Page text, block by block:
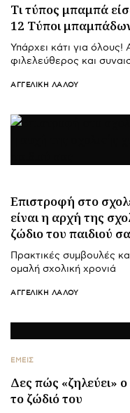
Τι τύπος μπαμπά
12 Τύποι
Υπάρχει κάτι για όλους!
φιλελεύθερος και
ΑΓΓΕΛΙΚΉ ΛΆΛΟΥ
Επιστροφή στο
είναι η αρχή της
ζώδιο του παιδιού
Πρακτικές συμβουλές
ομαλή σχολική χρονιά
ΑΓΓΕΛΙΚΉ ΛΆΛΟΥ
ΕΜΕΙΣ
Δες πώς «ζηλεύει»
το ζώδιό του